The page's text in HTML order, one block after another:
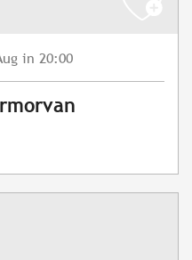
in 20:00